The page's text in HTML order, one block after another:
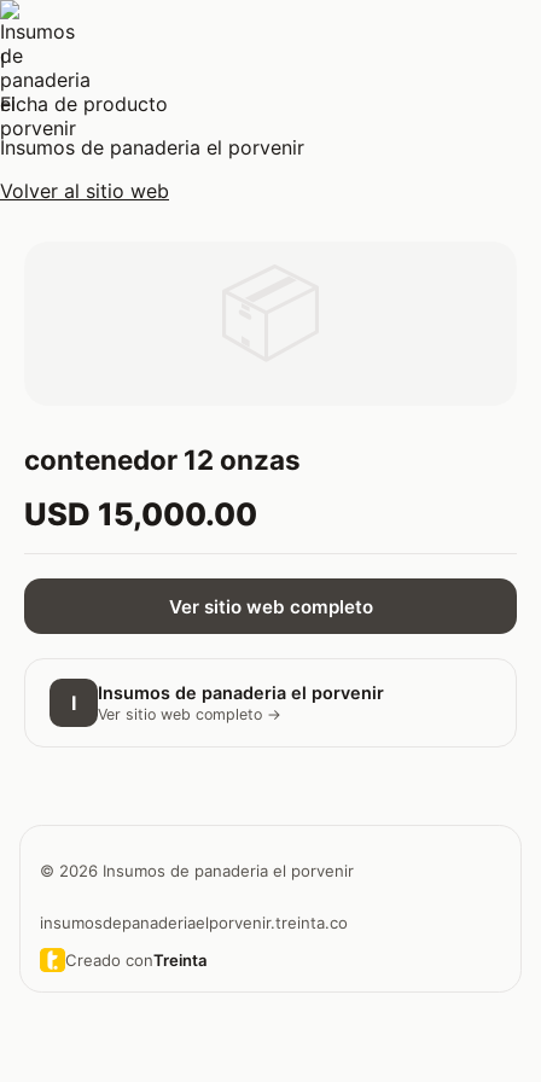
I
Ficha de producto
Insumos de panaderia el porvenir
Volver al sitio web
contenedor 12 onzas
USD 15,000.00
Ver sitio web completo
I Insumos de panaderia el porvenir
Ver sitio web completo →
© 2026 Insumos de panaderia el porvenir
insumosdepanaderiaelporvenir.treinta.co
Creado conTreinta